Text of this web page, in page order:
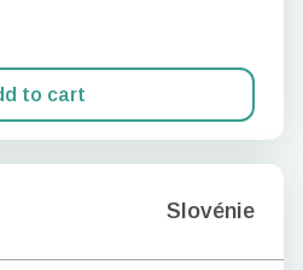
to cart
Slovénie